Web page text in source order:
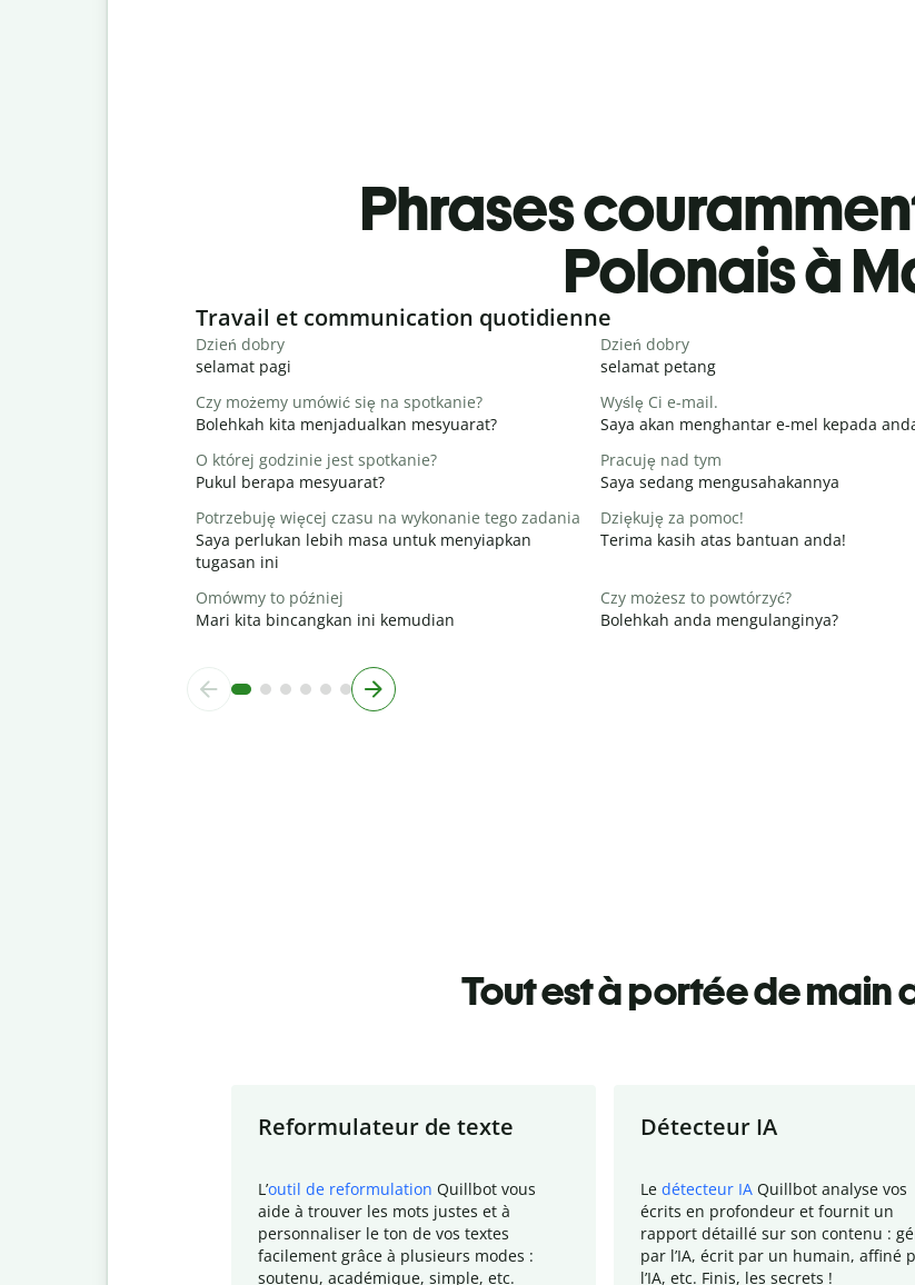
Phrases
Polonais à
Slide 1 of 6
Travail et communication quotidienne
Dzień dobry
selamat pagi
Dzień dobry
selamat petang
Czy możemy umówić się na spotkanie?
Bolehkah kita menjadualkan mesyuarat?
Wyślę Ci e-mail.
Saya akan menghantar e-mel kepada
O której godzinie jest spotkanie?
Pukul berapa mesyuarat?
Pracuję nad tym
Saya sedang mengusahakannya
Potrzebuję więcej czasu na wykonanie tego zadania
Saya perlukan lebih masa untuk menyiapkan
tugasan ini
Dziękuję za pomoc!
Terima kasih atas bantuan anda!
Omówmy to później
Mari kita bincangkan ini kemudian
Czy możesz to powtórzyć?
Bolehkah anda mengulanginya?
Tout est à portée de main
Reformulateur de texte
L ’outil de reformulation Quillbot vous
aide à trouver les mots justes et à
personnaliser le ton de vos textes
facilement grâce à plusieurs modes :
soutenu, académique, simple, etc.
Détecteur IA
Le détecteur IA Quillbot analyse vos
écrits en profondeur et fournit un
rapport détaillé sur son contenu :
par l’IA, écrit par un humain, affiné
l’IA, etc. Finis, les secrets !